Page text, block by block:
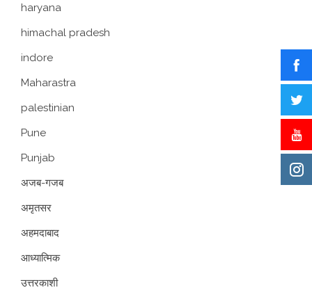
haryana
himachal pradesh
indore
Maharastra
palestinian
Pune
Punjab
अजब-गजब
अमृतसर
अहमदाबाद
आध्यात्मिक
उत्तरकाशी